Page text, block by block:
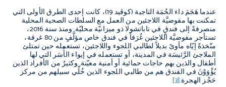
عندما هَجَمَ داء الحُمَة التاجية (كوڤيد 19)، كانت إحدى الطرق الأولى التي
تمكنت بها مفوضيَّة اللاجئين من العمل مع السلطات الصحية المحلية
منصرفةً إلى فندقٍ في تاباتشولا ذو ميزانيّة محليّة. ومنذ سنة 2016،
تستأجر مفوضيَّة اللاجئين غُرَفاً في فندق خاص مؤلَّفٍ من 80 غرفة،
متّخذةً إيّاه مأوىً بديلاً لطالبي اللجوء واللاجئين، تستعمله حين تمتلئ
الملاجئ الرَّئيسَة في المدينة، أو تستعمله في إيواء الأُسَر التي لها
أطفال والذين بهم حاجات حمائية أو أمنية معيّنة. وكثيرٌ من الأفراد الذين
يُؤْوَوْنَ في الفندق هم من طالبي اللجوء الذين خُلِّي سبيلهم من مركز
حَجْز الهجرة.[3]